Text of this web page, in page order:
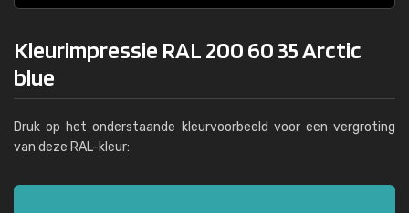
Kleurimpressie RAL 200 60 35 Arctic
blue
Druk op het onderstaande kleurvoorbeeld voor een vergroting
van deze RAL-kleur: